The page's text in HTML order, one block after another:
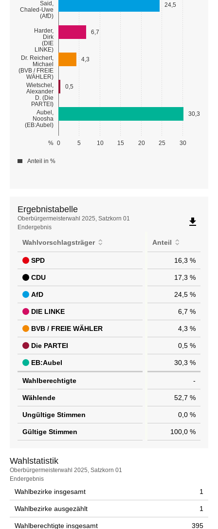
Said,
Chaled-Uwe
(AfD)
Harder,
Dirk
(DIE
LINKE)
Dr. Reichert,
Michael
(BVB / FREIE
WÄHLER)
Wietschel,
Alexander
D. (Die
PARTEI)
Aubel,
Noosha
(EB:Aubel)
0 5 10 15 20 25 30
%
24,5
6,7
4,3
0,5
30,3
Anteil in %
Ergebnistabelle
Ergebnistabelle
Oberbürgermeisterwahl 2025, Satzkorn 01
Endergebnis
file_download
Wahlvorschlagsträger Anteil
SPD 16,3 %
CDU 17,3 %
AfD 24,5 %
DIE LINKE 6,7 %
BVB / FREIE WÄHLER 4,3 %
Die PARTEI 0,5 %
EB:Aubel 30,3 %
Wahlberechtigte -
Wählende 52,7 %
Ungültige Stimmen 0,0 %
Gültige Stimmen 100,0 %
Wahlstatistik
Wahlstatistik
Oberbürgermeisterwahl 2025, Satzkorn 01
Endergebnis
Wahlbezirke insgesamt 1
Wahlbezirke ausgezählt 1
Wahlberechtigte insgesamt 395